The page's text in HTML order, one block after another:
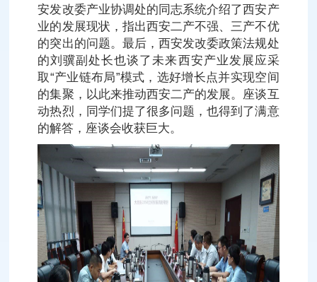
安发改委产业协调处的同志系统介绍了西安产
业的发展现状，指出西安二产不强、三产不优
的突出的问题。最后，西安发改委政策法规处
的刘骥副处长也谈了未来西安产业发展应采
取“产业链布局”模式，选好增长点并实现空间
的集聚，以此来推动西安二产的发展。座谈互
动热烈，同学们提了很多问题，也得到了满意
的解答，座谈会收获巨大。